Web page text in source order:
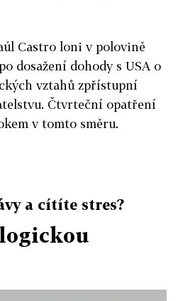
Castro loni v polovině
dosažení dohody s USA o
vztahů zpřístupní
Čtvrteční opatření
v tomto směru.
a cítíte stres?